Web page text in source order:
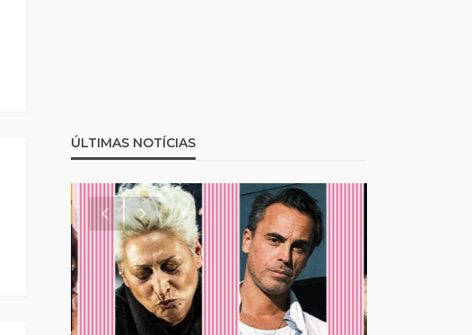
ÚLTIMAS NOTÍCIAS